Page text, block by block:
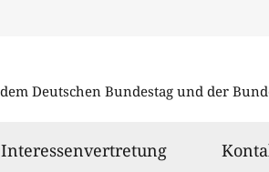
Deutschen Bundestag und der